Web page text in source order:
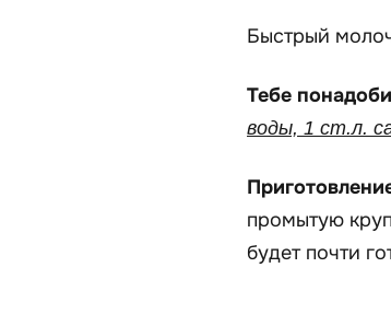
Быстрый
Тебе
воды, 1 ст.л.
промытую
будет почти